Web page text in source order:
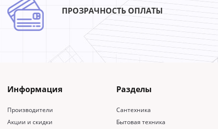
ПРОЗРАЧНОСТЬ ОПЛАТЫ
Информация
Производители
Акции и скидки
Разделы
Сантехника
Бытовая техника